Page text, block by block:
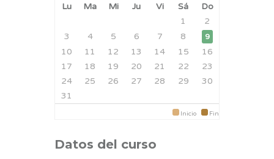
Lu Ma Mi Ju Vi Sá
Do
1
2
3
4 5 6 7 8 9
10 11 12 13 14 15
16
17
18 19 20 21 22
23
24
25 26 27 28 29
30
31
Inicio Fin
Datos del curso